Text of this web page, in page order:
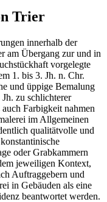
Trier
innerhalb der
am Übergang zur und in
vorgelegte
1. bis 3. Jh. n. Chr.
und üppige Bemalung
zu schlichterer
Farbigkeit nahmen
im Allgemeinen
qualitätvolle und
oder Grabkammern
jeweiligen Kontext,
Auftraggebern und
in Gebäuden als eine
beantwortet werden.